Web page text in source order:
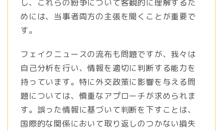
し、これらの紛争について客観的に理解するた
めには、当事者両方の主張を聞くことが重要で
す。
フェイクニュースの流布も問題ですが、我々は
自己分析を行い、情報を適切に判断する能力を
持っています。特に外交政策に影響を与える問
題については、慎重なアプローチが求められま
す。誤った情報に基づいて判断を下すことは、
国際的な関係において取り返しのつかない損失